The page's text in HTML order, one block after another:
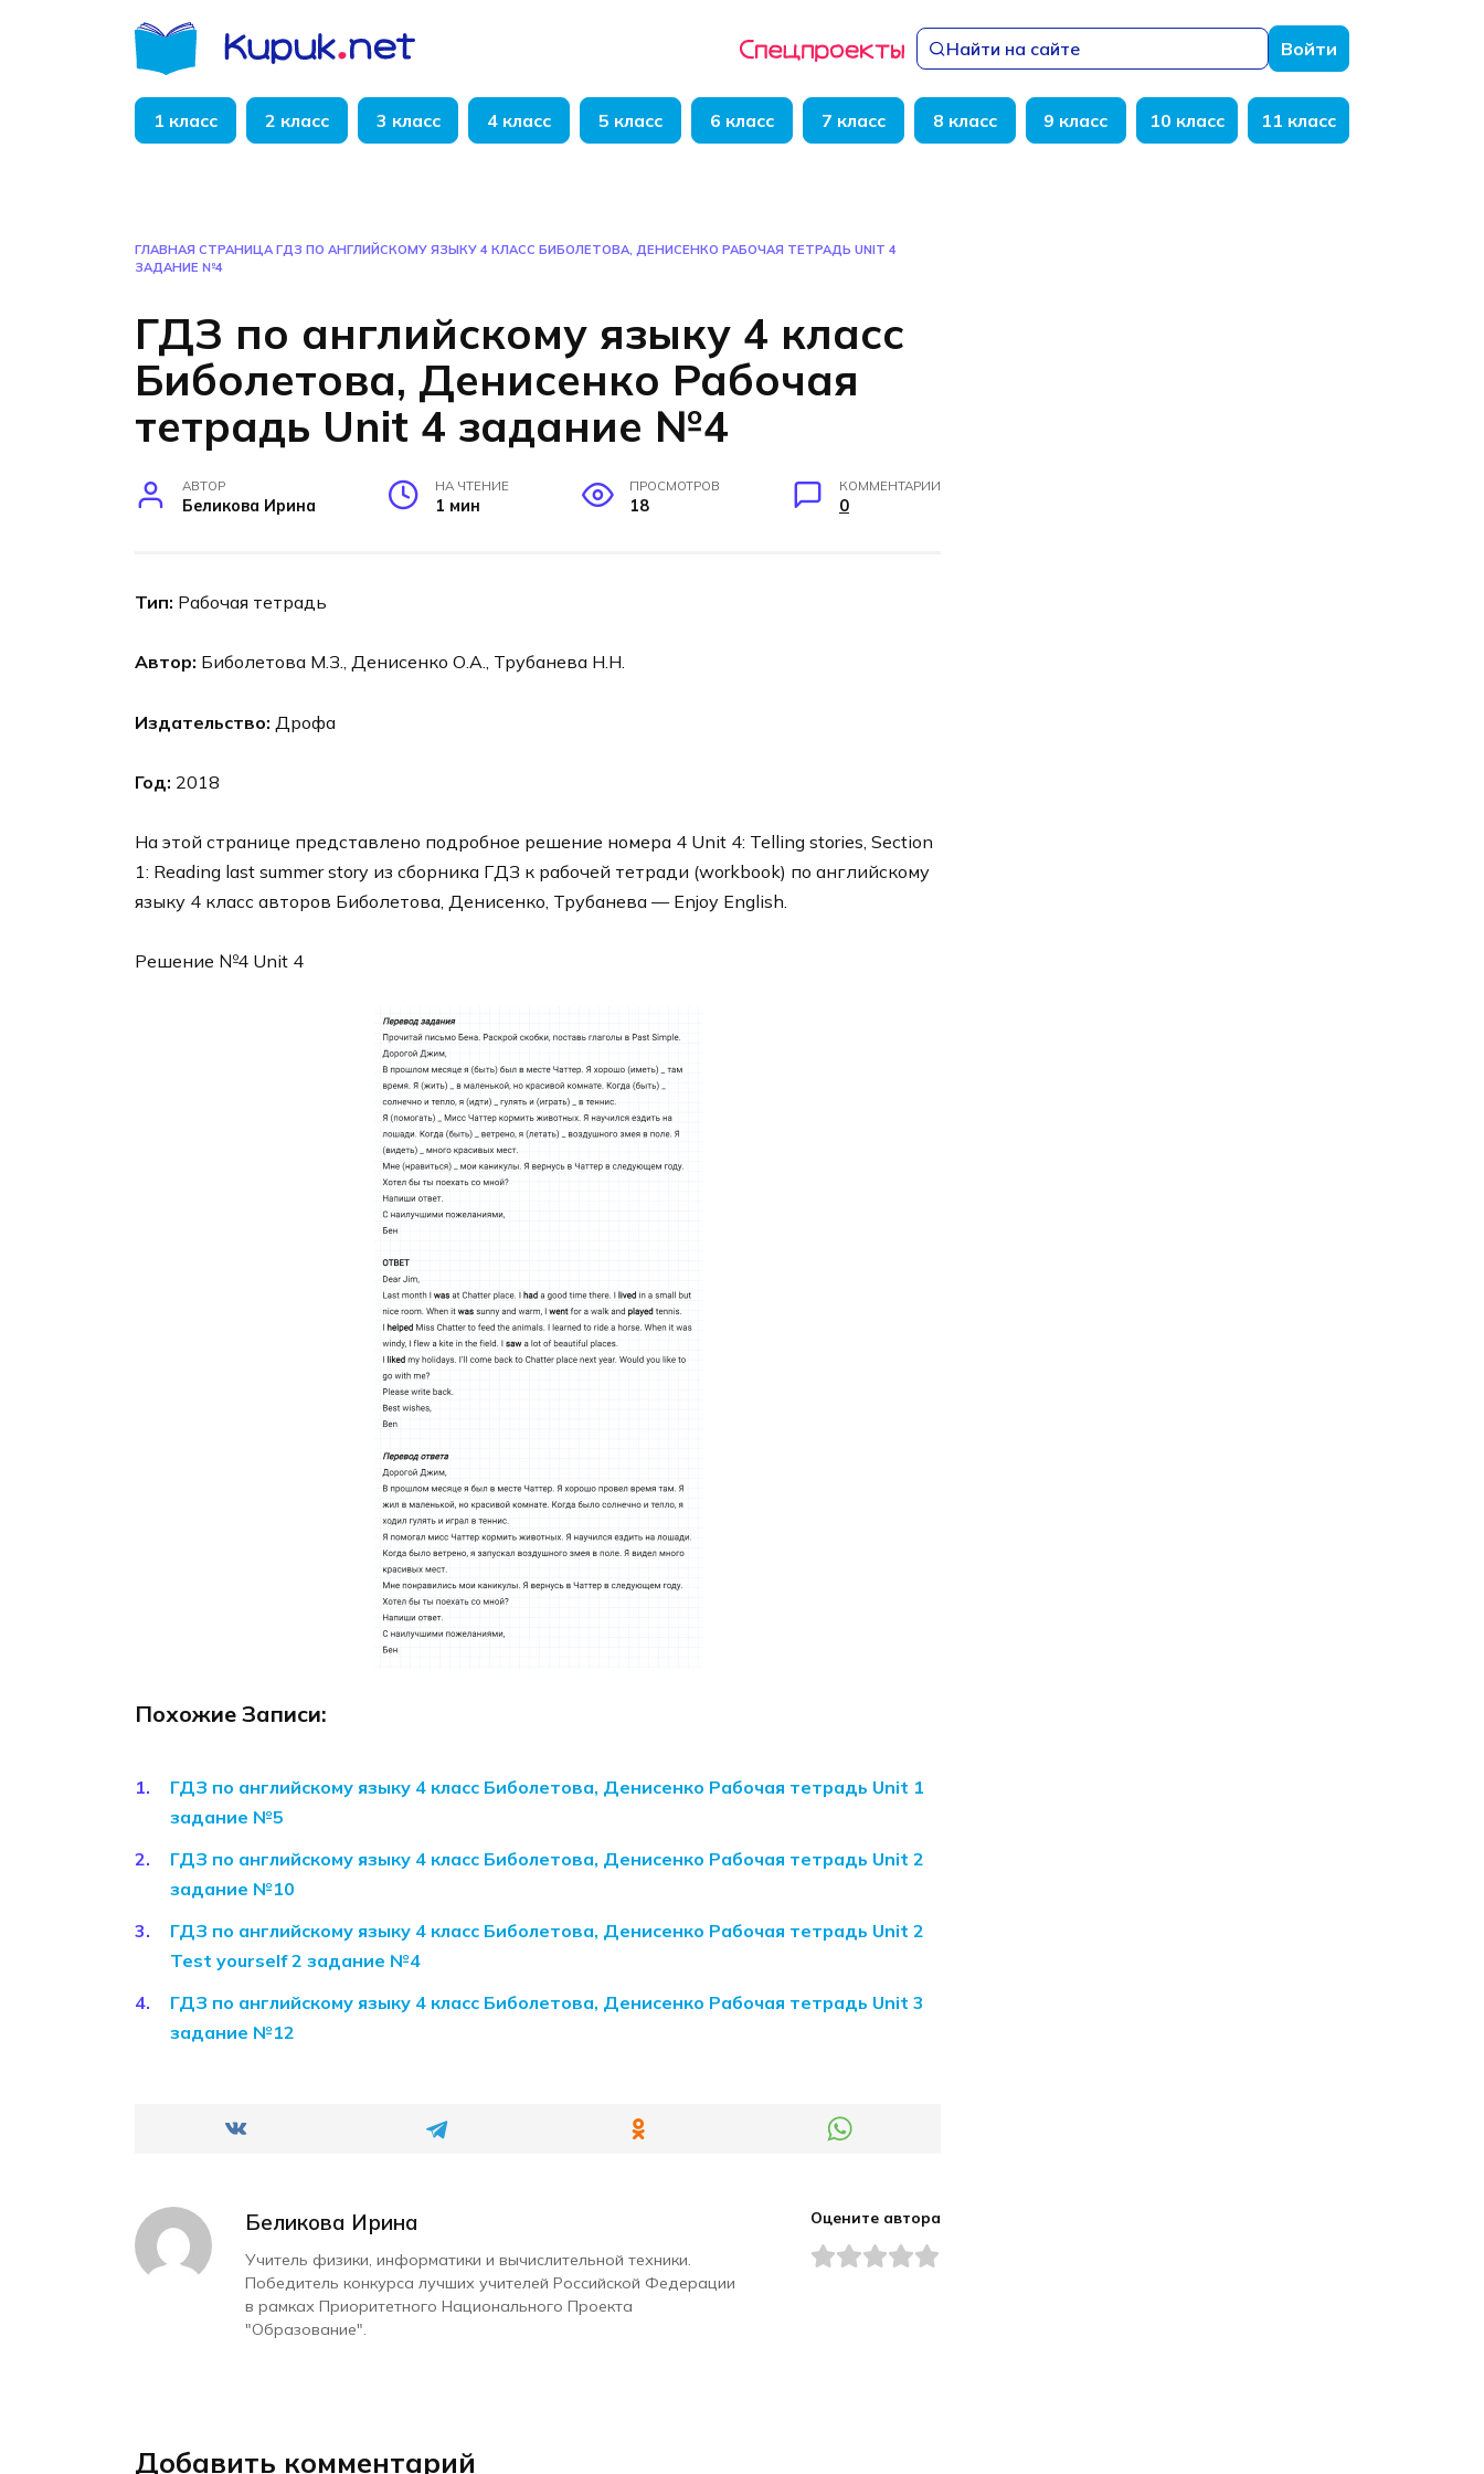
Найти на сайте Войти
1 класс 2 класс 3 класс 4 класс 5 класс 6 класс 7 класс 8 класс 9 класс 10 класс 11 класс
ГЛАВНАЯ СТРАНИЦА ГДЗ ПО АНГЛИЙСКОМУ ЯЗЫКУ 4 КЛАСС БИБОЛЕТОВА, ДЕНИСЕНКО РАБОЧАЯ ТЕТРАДЬ UNIT 4
ЗАДАНИЕ №4
ГДЗ по английскому языку 4 класс
Биболетова, Денисенко Рабочая
тетрадь Unit 4 задание №4
АВТОР
Беликова Ирина
НА ЧТЕНИЕ
1 мин
ПРОСМОТРОВ
18
КОММЕНТАРИИ
0
Тип: Рабочая тетрадь
Автор: Биболетова М.З., Денисенко О.А., Трубанева Н.Н.
Издательство: Дрофа
Год: 2018
На этой странице представлено подробное решение номера 4 Unit 4: Telling stories, Section
1: Reading last summer story из сборника ГДЗ к рабочей тетради (workbook) по английскому
языку 4 класс авторов Биболетова, Денисенко, Трубанева — Enjoy English.
Решение №4 Unit 4
Похожие Записи:
ГДЗ по английскому языку 4 класс Биболетова, Денисенко Рабочая тетрадь Unit 1
задание №5
ГДЗ по английскому языку 4 класс Биболетова, Денисенко Рабочая тетрадь Unit 2
задание №10
ГДЗ по английскому языку 4 класс Биболетова, Денисенко Рабочая тетрадь Unit 2
Test yourself 2 задание №4
ГДЗ по английскому языку 4 класс Биболетова, Денисенко Рабочая тетрадь Unit 3
задание №12
Беликова Ирина
Учитель физики, информатики и вычислительной техники.
Победитель конкурса лучших учителей Российской Федерации
в рамках Приоритетного Национального Проекта
"Образование".
Оцените автора
Добавить комментарий